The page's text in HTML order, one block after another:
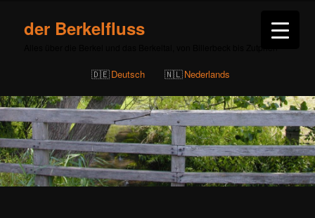
der Berkelfluss
Deutsch Nederlands